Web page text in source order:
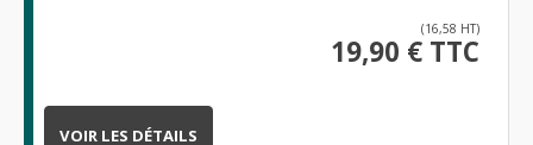
(16,58 HT)
19,90 € TTC
VOIR LES DÉTAILS